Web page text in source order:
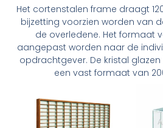
Het cortenstalen frame draagt
bijzetting voorzien worden van
de overledene. Het formaat
aangepast worden naar de
opdrachtgever. De kristal
een vast formaat van